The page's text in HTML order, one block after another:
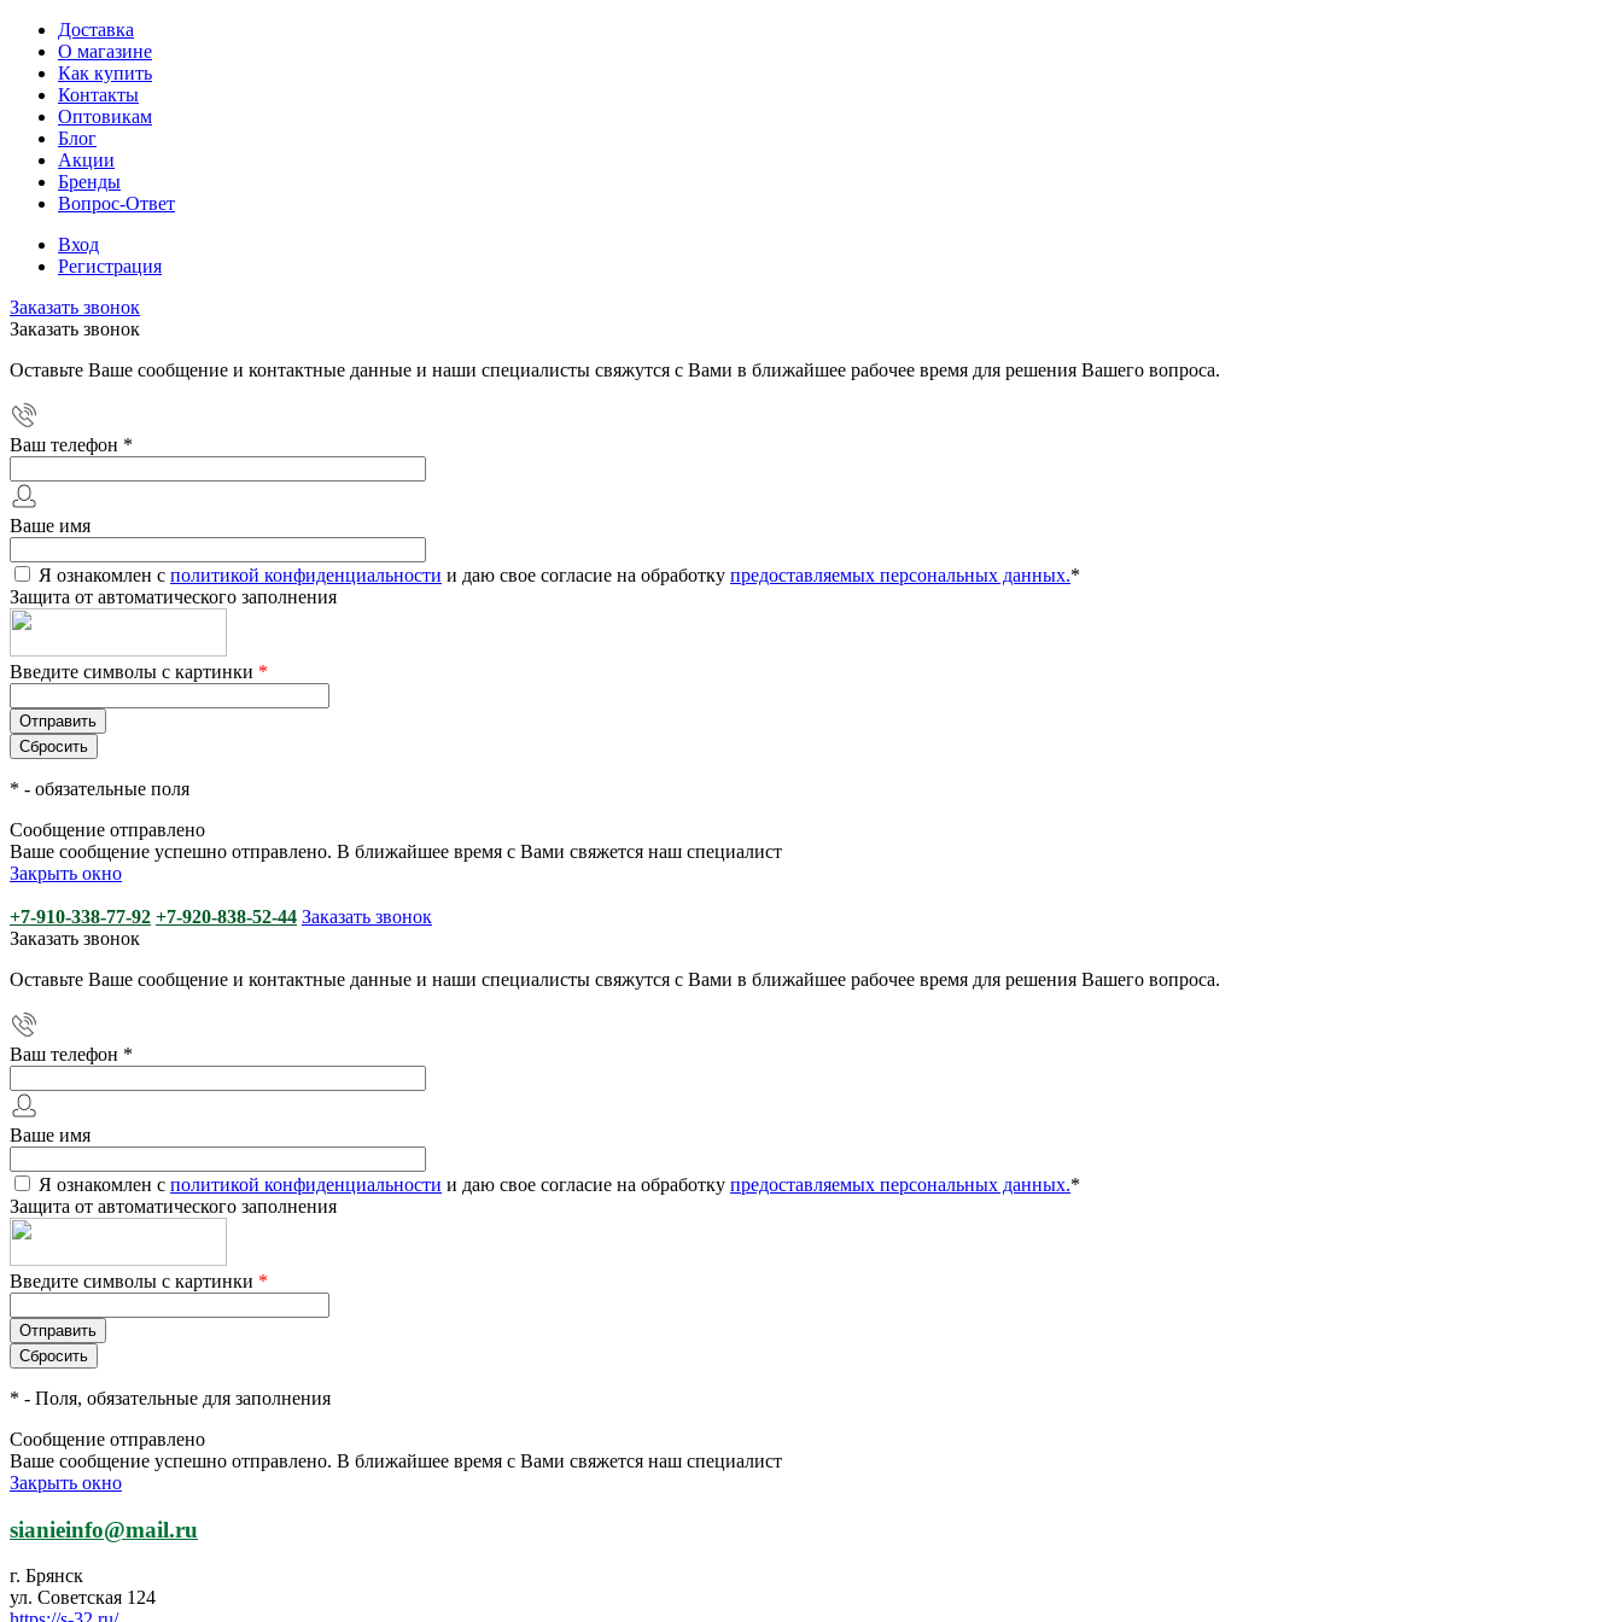
Доставка
О магазине
Как купить
Контакты
Оптовикам
Блог
Акции
Бренды
Вопрос-Ответ
Вход
Регистрация
Заказать звонок
Заказать звонок
Оставьте Ваше сообщение и контактные данные и наши специалисты свяжутся с Вами в ближайшее рабочее время для решения Вашего вопроса.
Ваш телефон *
Ваше имя
Я ознакомлен с политикой конфиденциальности и даю свое согласие на обработку предоставляемых персональных данных.*
Защита от автоматического заполнения
Введите символы с картинки *
* - обязательные поля
Сообщение отправлено
Ваше сообщение успешно отправлено. В ближайшее время с Вами свяжется наш специалист
Закрыть окно
+7-910-338-77-92 +7-920-838-52-44 Заказать звонок
Заказать звонок
Оставьте Ваше сообщение и контактные данные и наши специалисты свяжутся с Вами в ближайшее рабочее время для решения Вашего вопроса.
Ваш телефон *
Ваше имя
Я ознакомлен с политикой конфиденциальности и даю свое согласие на обработку предоставляемых персональных данных.*
Защита от автоматического заполнения
Введите символы с картинки *
* - Поля, обязательные для заполнения
Сообщение отправлено
Ваше сообщение успешно отправлено. В ближайшее время с Вами свяжется наш специалист
Закрыть окно
sianieinfo@mail.ru
г. Брянск
ул. Советская 124